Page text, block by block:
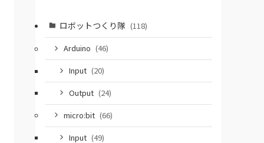
ロボットつくり隊 (118)
Arduino (46)
Input (20)
Output (24)
micro:bit (66)
Input (49)